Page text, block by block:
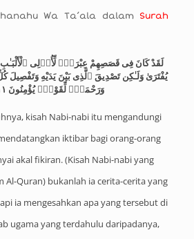
Wa Ta’ala dalam Surah
لَقَدْ كَانَ فِى قَصَصِهِمْ عِبْرَةٌۭ لِّأُو۟لِى
يُفْتَرَىٰ وَلَـٰكِن تَصْدِيقَ ٱلَّذِى بَيْنَ يَدَيْهِ
وَرَحْمَةًۭ لِّقَوْمٍۢ يُؤْمِنُونَ ١١١
kisah Nabi-nabi itu mengandungi
iktibar bagi orang-orang
akal fikiran. (Kisah Nabi-nabi yang
Al-Quran) bukanlah ia cerita-cerita yang
ia mengesahkan apa yang tersebut di
ugama yang terdahulu daripadanya,